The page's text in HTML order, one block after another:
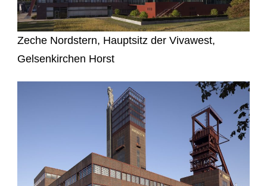
Zeche Nordstern, Hauptsitz der Vivawest,
Gelsenkirchen Horst